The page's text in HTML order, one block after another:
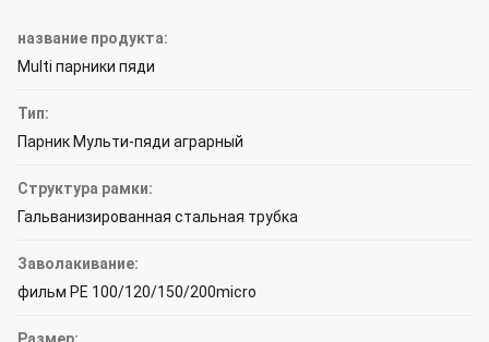
название продукта:
Multi парники пяди
Тип:
Парник Мульти-пяди аграрный
Структура рамки:
Гальванизированная стальная трубка
Заволакивание:
фильм PE 100/120/150/200micro